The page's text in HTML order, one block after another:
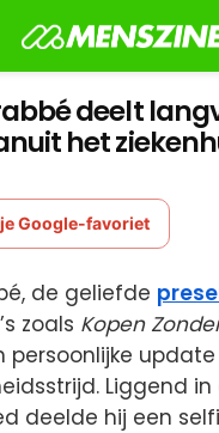
deelt
het
Google-favoriet
de geliefde
zoals Kopen
persoonlijke
Liggend in
deelde hij een